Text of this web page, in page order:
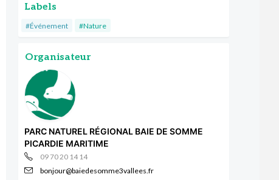
Labels
#Événement #Nature
Organisateur
PARC NATUREL RÉGIONAL BAIE DE SOMME
PICARDIE MARITIME
09 70 20 14 14
bonjour@baiedesomme3vallees.fr